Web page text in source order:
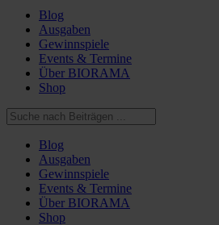
Blog
Ausgaben
Gewinnspiele
Events & Termine
Über BIORAMA
Shop
Blog
Ausgaben
Gewinnspiele
Events & Termine
Über BIORAMA
Shop